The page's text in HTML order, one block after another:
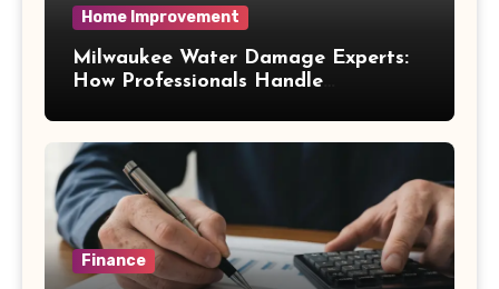
Home Improvement
Milwaukee Water Damage Experts:
How Professionals Handle
Finance